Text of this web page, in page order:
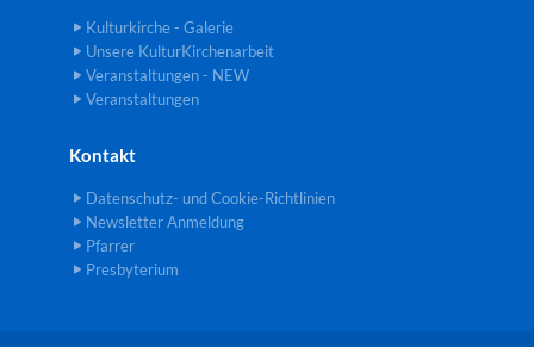
Kulturkirche - Galerie
Unsere KulturKirchenarbeit
Veranstaltungen - NEW
Veranstaltungen
Kontakt
Datenschutz- und Cookie-Richtlinien
Newsletter Anmeldung
Pfarrer
Presbyterium